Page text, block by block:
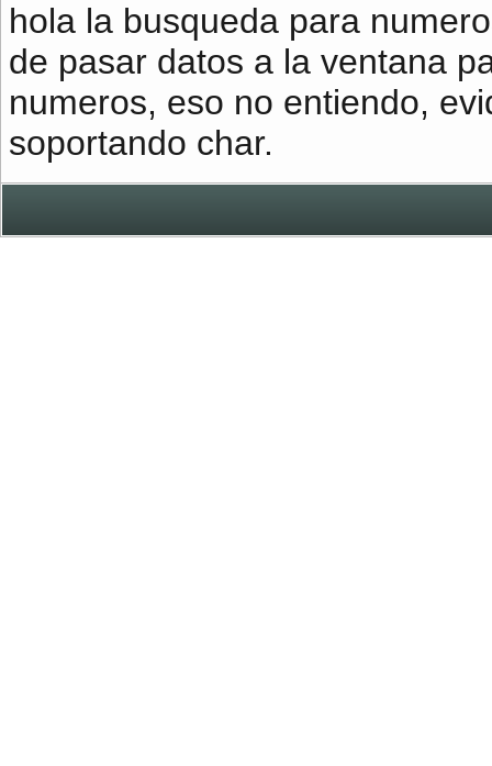
hola la busqueda para
de pasar datos a la ventana
numeros, eso no entiendo,
soportando char.